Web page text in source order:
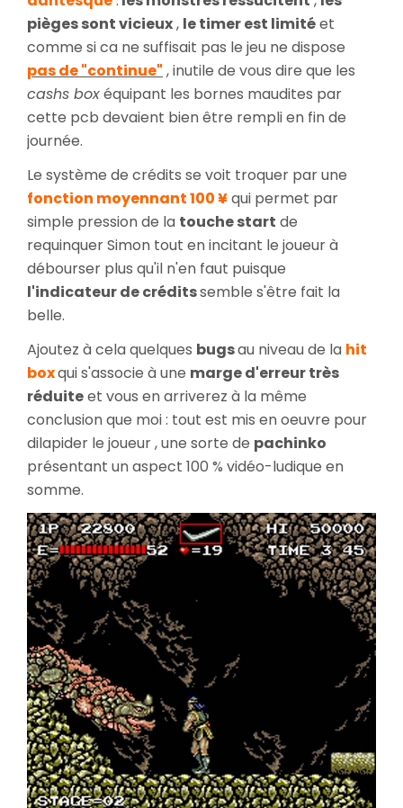
pièges sont vicieux, le timer est limitéet
comme si ca ne suffisait pas le jeu ne dispose
pas de "continue" , inutile de vous dire que les
cashs boxéquipant les bornes maudites par
cette pcb devaient bien être rempli en fin de
journée.
Le système de crédits se voit troquer par une
fonction moyennant 100 ¥qui permet par
simple pression de la touche start de
requinquer Simon tout en incitant le joueur à
débourser plus qu'il n'en faut puisque
l'indicateur de créditssemble s'être fait la
belle.
Ajoutez à cela quelques bugsau niveau de la hit
boxqui s'associe à une marge d'erreur très
réduiteet vous en arriverez à la même
conclusion que moi : tout est mis en oeuvre pour
dilapider le joueur , une sorte de pachinko
présentant un aspect 100 % vidéo-ludique en
somme.